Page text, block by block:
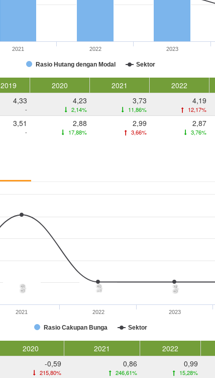
Rasio Hutang dengan Modal Sektor
2021 2022 2023
2019 2020 2021 2022
4,33
-
4,23
2,14%
3,73
11,86%
4,19
12,17%
3,51
-
2,88
17,88%
2,99
3,66%
2,87
3,76%
0,9 1,0 0,4
Rasio Cakupan Bunga Sektor
2021 2022 2023
2020 2021 2022
-0,59
215,80%
0,86
246,61%
0,99
15,28%